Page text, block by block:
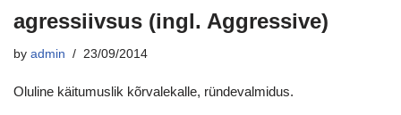
agressiivsus (ingl. Aggressive)
by admin 23/09/2014
Oluline käitumuslik kõrvalekalle, ründevalmidus.